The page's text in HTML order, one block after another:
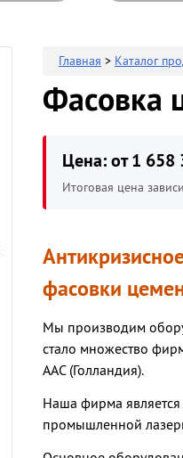
Главная > Каталог
Фасовка
Цена: от 1 658
Итоговая цена
фасовки
Мы производим
стало множество
AAC (Голландия).
Наша фирма
промышленной